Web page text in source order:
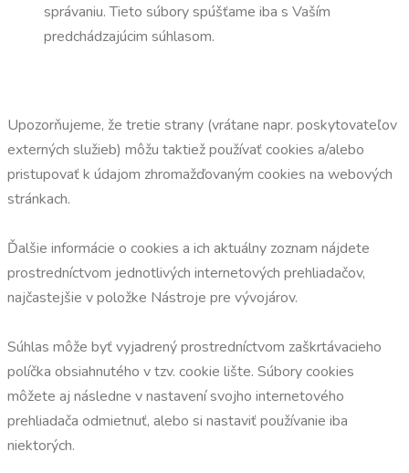
správaniu. Tieto súbory spúšťame iba s Vaším
predchádzajúcim súhlasom.
Upozorňujeme, že tretie strany (vrátane napr. poskytovateľov
externých služieb) môžu taktiež používať cookies a/alebo
pristupovať k údajom zhromažďovaným cookies na webových
stránkach.
Ďalšie informácie o cookies a ich aktuálny zoznam nájdete
prostredníctvom jednotlivých internetových prehliadačov,
najčastejšie v položke Nástroje pre vývojárov.
Súhlas môže byť vyjadrený prostredníctvom zaškrtávacieho
políčka obsiahnutého v tzv. cookie lište. Súbory cookies
môžete aj následne v nastavení svojho internetového
prehliadača odmietnuť, alebo si nastaviť používanie iba
niektorých.